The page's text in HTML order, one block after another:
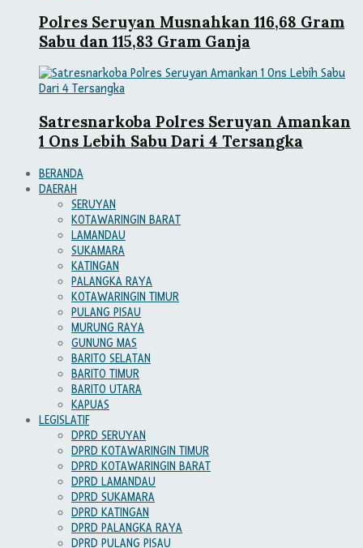
Polres Seruyan Musnahkan 116,68 Gram
Sabu dan 115,83 Gram Ganja
Satresnarkoba Polres Seruyan Amankan
1 Ons Lebih Sabu Dari 4 Tersangka
BERANDA
DAERAH
SERUYAN
KOTAWARINGIN BARAT
LAMANDAU
SUKAMARA
KATINGAN
PALANGKA RAYA
KOTAWARINGIN TIMUR
PULANG PISAU
MURUNG RAYA
GUNUNG MAS
BARITO SELATAN
BARITO TIMUR
BARITO UTARA
KAPUAS
LEGISLATIF
DPRD SERUYAN
DPRD KOTAWARINGIN TIMUR
DPRD KOTAWARINGIN BARAT
DPRD LAMANDAU
DPRD SUKAMARA
DPRD KATINGAN
DPRD PALANGKA RAYA
DPRD PULANG PISAU